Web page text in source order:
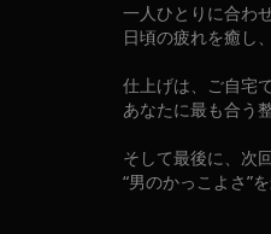
一人ひとりに合わ
日頃の疲れを癒し
仕上げは、ご自宅
あなたに最も合う
そして最後に、次
“男のかっこよさ”